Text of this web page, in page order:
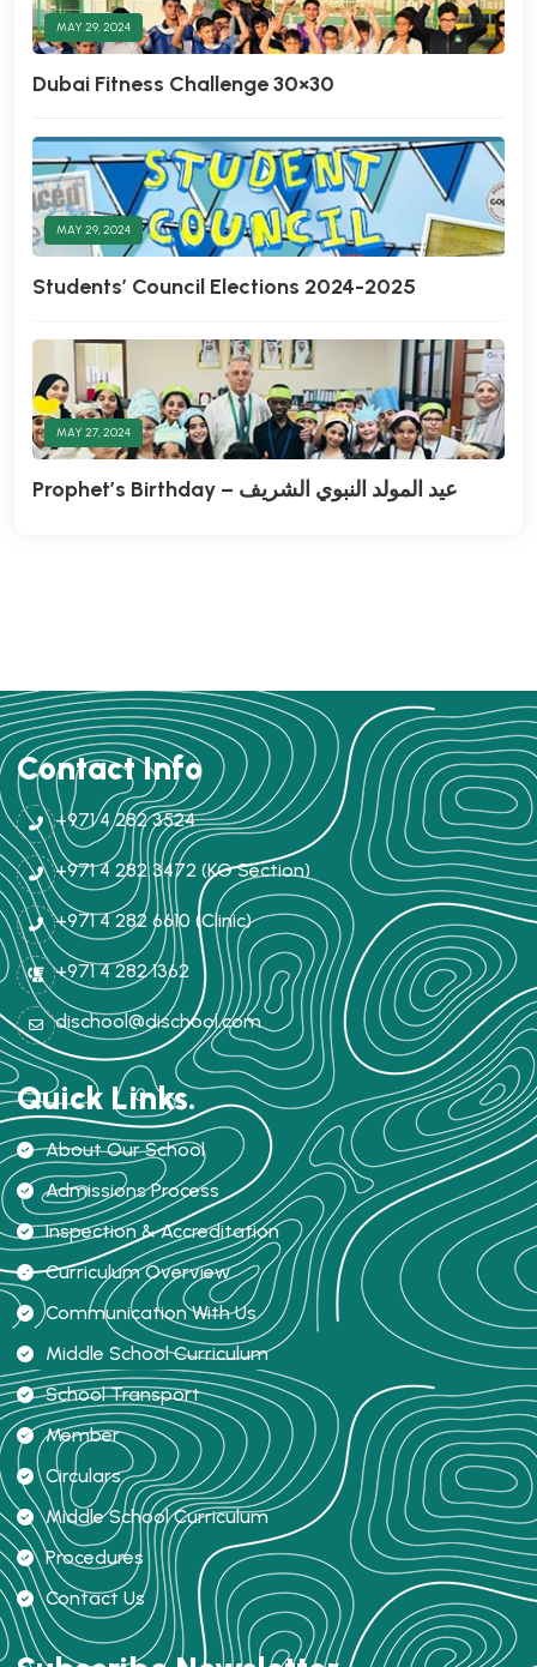
MAY 29, 2024
Dubai Fitness Challenge 30×30
MAY 29, 2024
Students’ Council Elections 2024-2025
MAY 27, 2024
Prophet’s Birthday – عيد المولد النبوي الشريف
Contact Info
+971 4 282 3524
+971 4 282 3472 (KG Section)
+971 4 282 6610 (Clinic)
+971 4 282 1362
dischool@dischool.com
Quick Links.
About Our School
Admissions Process
Inspection & Accreditation
Curriculum Overview
Communication With Us
Middle School Curriculum
School Transport
Member
Circulars
Middle School Curriculum
Procedures
Contact Us